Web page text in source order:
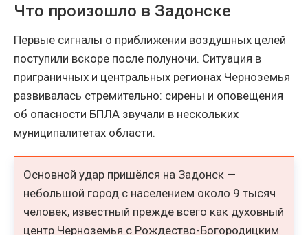
Что произошло в Задонске
Первые сигналы о приближении воздушных целей
поступили вскоре после полуночи. Ситуация в
приграничных и центральных регионах Черноземья
развивалась стремительно: сирены и оповещения
об опасности БПЛА звучали в нескольких
муниципалитетах области.
Основной удар пришёлся на Задонск —
небольшой город с населением около 9 тысяч
человек, известный прежде всего как духовный
центр Черноземья с Рождество-Богородицким